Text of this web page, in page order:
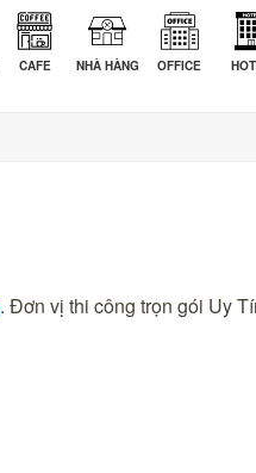
CAFE NHÀ HÀNG OFFICE
. Đơn vị thi công trọn gói Uy